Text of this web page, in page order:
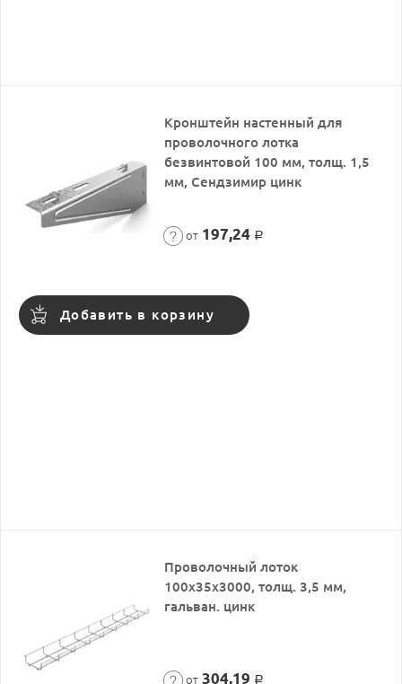
Кронштейн настенный для
проволочного лотка
безвинтовой 100 мм, толщ. 1,5
мм, Сендзимир цинк
от 197,24 Р
Добавить в корзину
Проволочный лоток
100х35х3000, толщ. 3,5 мм,
гальван. цинк
от 304,19 Р